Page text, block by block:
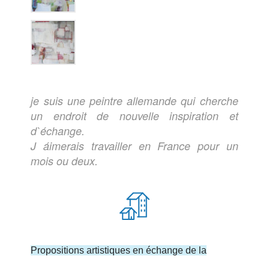
je suis une peintre allemande qui cherche
un endroit de nouvelle inspiration et
d`échange.
J áimerais travailler en France pour un
mois ou deux.
Propositions artistiques en échange de la